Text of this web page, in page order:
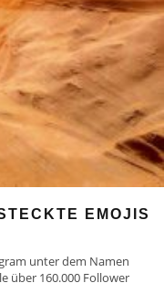
EMOJIS
unter dem Namen
über 160.000 Follower